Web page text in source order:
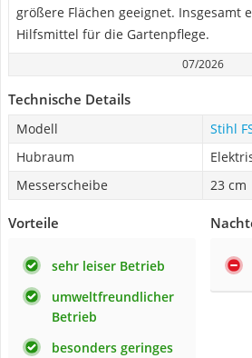
größere Flächen geeignet. Insgesamt
Hilfsmittel für die Gartenpflege.
07/2026
Technische Details
Modell
Stihl
Hubraum
Messerscheibe
23 cm
Vorteile
sehr leiser Betrieb
umweltfreundlicher
Betrieb
besonders geringes